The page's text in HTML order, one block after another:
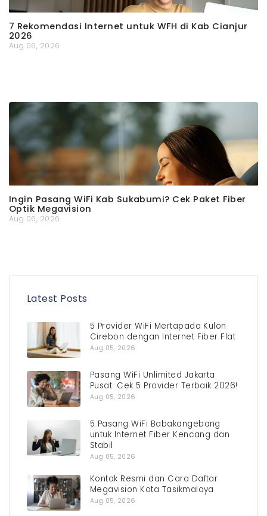
7 Rekomendasi Internet untuk WFH di Kab Cianjur
2026
Aug 06, 2026
Ingin Pasang WiFi Kab Sukabumi? Cek Paket Fiber
Optik Megavision
Aug 06, 2026
Latest Posts
5 Provider WiFi Mertapada Kulon
Cirebon dengan Internet Fiber Flat
Aug 05, 2026
Pasang WiFi Unlimited Jakarta
Pusat: Cek 5 Provider Terbaik 2026!
Aug 05, 2026
5 Pasang WiFi Babakangebang
untuk Internet Fiber Kencang dan
Stabil
Aug 05, 2026
Kontak Resmi dan Cara Daftar
Megavision Kota Tasikmalaya
Aug 05, 2026